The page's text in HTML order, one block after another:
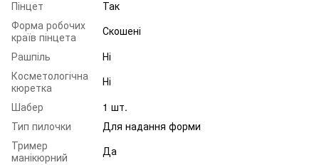
Пінцет
Так
Форма робочих
країв пінцета
Скошені
Рашпіль
Ні
Косметологічна
кюретка
Ні
Шабер
1 шт.
Тип пилочки
Для надання форми
Тример
манікюрний
Да